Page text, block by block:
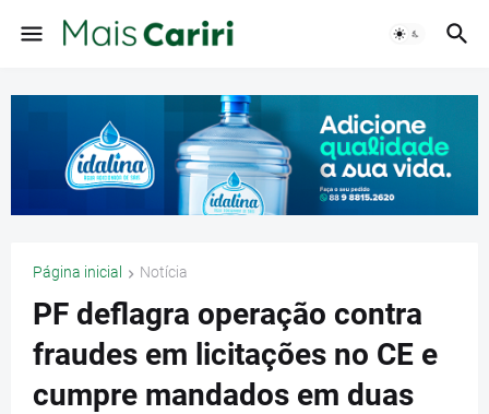
Página inicial Notícia
PF deflagra operação contra
fraudes em licitações no CE e
cumpre mandados em duas